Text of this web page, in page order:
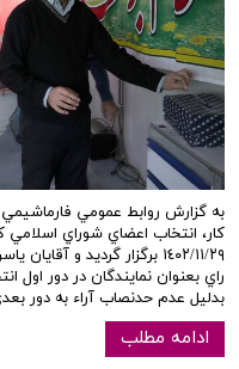
به گزارش روابط عمومي
كار، انتخاب اعضاي شوراي
راي بعنوان نمايندگان در دور اول
بدليل عدم حدنصاب آراء به دور
ادامه مطلب